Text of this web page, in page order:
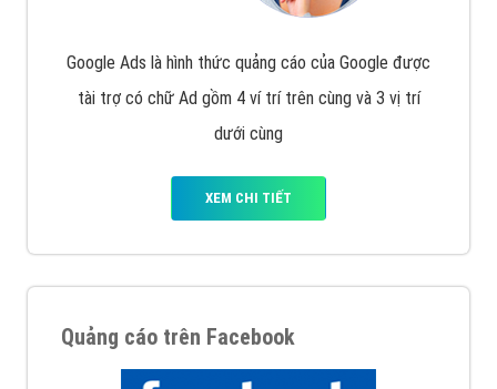
Google Ads là hình thức quảng cáo của Google được
tài trợ có chữ Ad gồm 4 ví trí trên cùng và 3 vị trí
dưới cùng
XEM CHI TIẾT
Quảng cáo trên Facebook